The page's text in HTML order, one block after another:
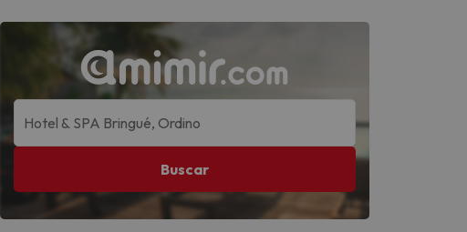
Buscar